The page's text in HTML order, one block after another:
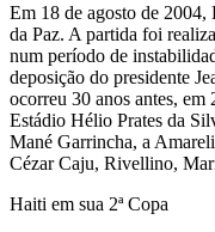
Em 18 de agosto de
da Paz. A partida foi
num período de
deposição do presidente
ocorreu 30 anos antes,
Estádio Hélio Prates da
Mané Garrincha, a
Cézar Caju, Rivellino,
Haiti em sua 2ª Copa